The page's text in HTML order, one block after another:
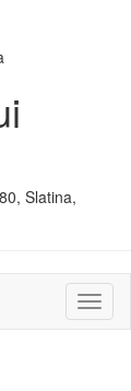
Slatina,
sau